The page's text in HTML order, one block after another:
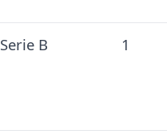
Serie B 1